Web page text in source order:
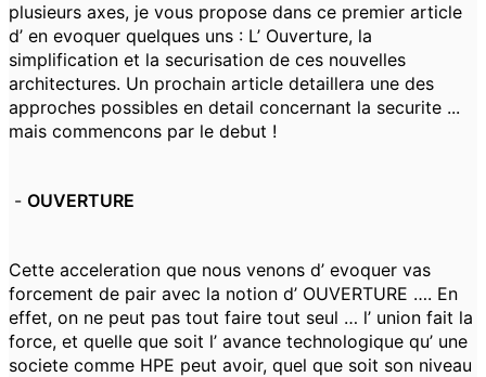
plusieurs axes, je vous propose dans ce premier article
d’ en evoquer quelques uns : L’ Ouverture, la
simplification et la securisation de ces nouvelles
architectures. Un prochain article detaillera une des
approches possibles en detail concernant la securite ...
mais commencons par le debut !
- OUVERTURE
Cette acceleration que nous venons d’ evoquer vas
forcement de pair avec la notion d’ OUVERTURE …. En
effet, on ne peut pas tout faire tout seul … l’ union fait la
force, et quelle que soit l’ avance technologique qu’ une
societe comme HPE peut avoir, quel que soit son niveau